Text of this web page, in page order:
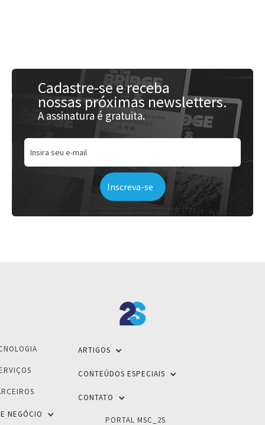
Cadastre-se e receba
nossas próximas newsletters.
A assinatura é gratuita.
NEGÓCIO
ARTIGOS
CONTEÚDOS ESPECIAIS
CONTATO
PORTAL MSC_2S